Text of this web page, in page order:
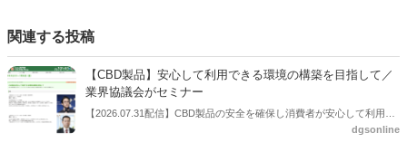
関連する投稿
【CBD製品】安心して利用できる環境の構築を目指して／
業界協議会がセミナー
【2026.07.31配信】CBD製品の安全を確保し消費者が安心して利用で
きる環境を構築することを目的に設立された団体である一般社団法人
dgsonline